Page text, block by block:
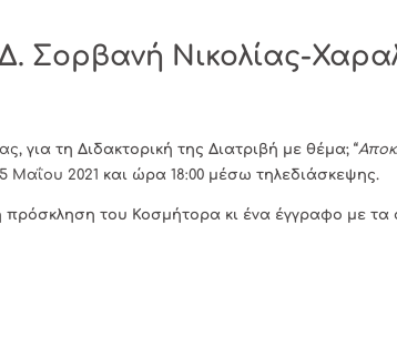
Σορβανή Νικολίας-
, για τη Διδακτορική της Διατριβή με θέμα; “
Μαΐου 2021 και ώρα 18:00 μέσω τηλεδιάσκεψης.
του Κοσμήτορα κι ένα έγγραφο με τα